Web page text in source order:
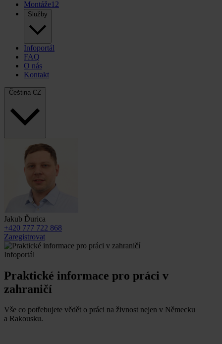
Montáže12
Služby
Infoportál
FAQ
O nás
Kontakt
Čeština CZ
Jakub Ďurica
+420 777 722 868
Zaregistrovat
Infoportál
Praktické informace pro práci v
zahraničí
Vše co potřebujete vědět o práci na živnost nejen v Německu
a Rakousku.